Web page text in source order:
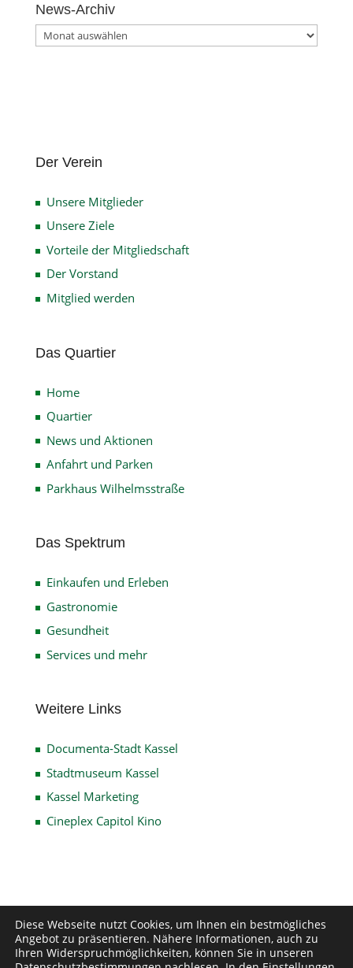
News-Archiv
News-
Archiv
Der Verein
Unsere Mitglieder
Unsere Ziele
Vorteile der Mitgliedschaft
Der Vorstand
Mitglied werden
Das Quartier
Home
Quartier
News und Aktionen
Anfahrt und Parken
Parkhaus Wilhelmsstraße
Das Spektrum
Einkaufen und Erleben
Gastronomie
Gesundheit
Services und mehr
Weitere Links
Documenta-Stadt Kassel
Stadtmuseum Kassel
Kassel Marketing
Cineplex Capitol Kino
Impressum Datenschutz
Disclaimer
Kontakt
Diese Webseite nutzt Cookies, um Ihnen ein bestmögliches
Angebot zu präsentieren. Nähere Informationen, auch zu
Ihren Widerspruchmöglichkeiten, können Sie in unseren